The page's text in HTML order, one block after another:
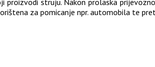
struju. Nakon prolaska
za pomicanje npr. automobila te